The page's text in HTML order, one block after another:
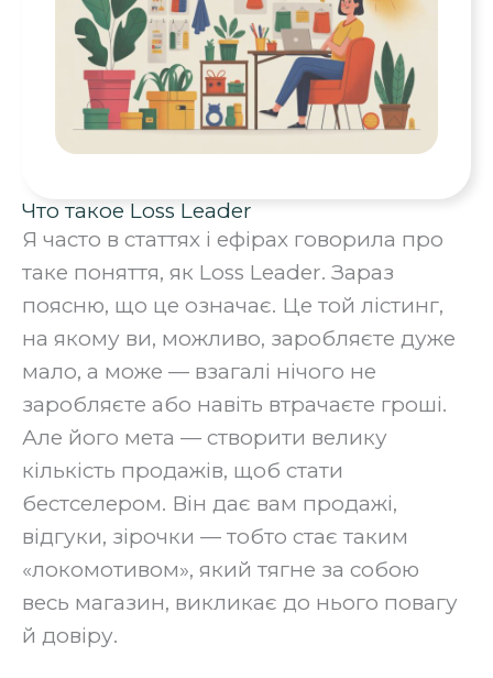
Что такое Loss Leader
Я часто в статтях і ефірах говорила про
таке поняття, як Loss Leader. Зараз
поясню, що це означає. Це той лістинг,
на якому ви, можливо, заробляєте дуже
мало, а може — взагалі нічого не
заробляєте або навіть втрачаєте гроші.
Але його мета — створити велику
кількість продажів, щоб стати
бестселером. Він дає вам продажі,
відгуки, зірочки — тобто стає таким
«локомотивом», який тягне за собою
весь магазин, викликає до нього повагу
й довіру.